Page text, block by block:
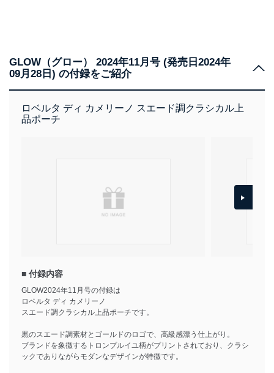
GLOW（グロー） 2024年11月号 (発売日2024年
09月28日) の付録をご紹介
ロベルタ ディ カメリーノ スエード調クラシカル上
品ポーチ
■ 付録内容
GLOW2024年11月号の付録は
ロベルタ ディ カメリーノ
スエード調クラシカル上品ポーチです。
黒のスエード調素材とゴールドのロゴで、高級感漂う仕上がり。
ブランドを象徴するトロンプルイユ柄がプリントされており、クラシ
ックでありながらモダンなデザインが特徴です。